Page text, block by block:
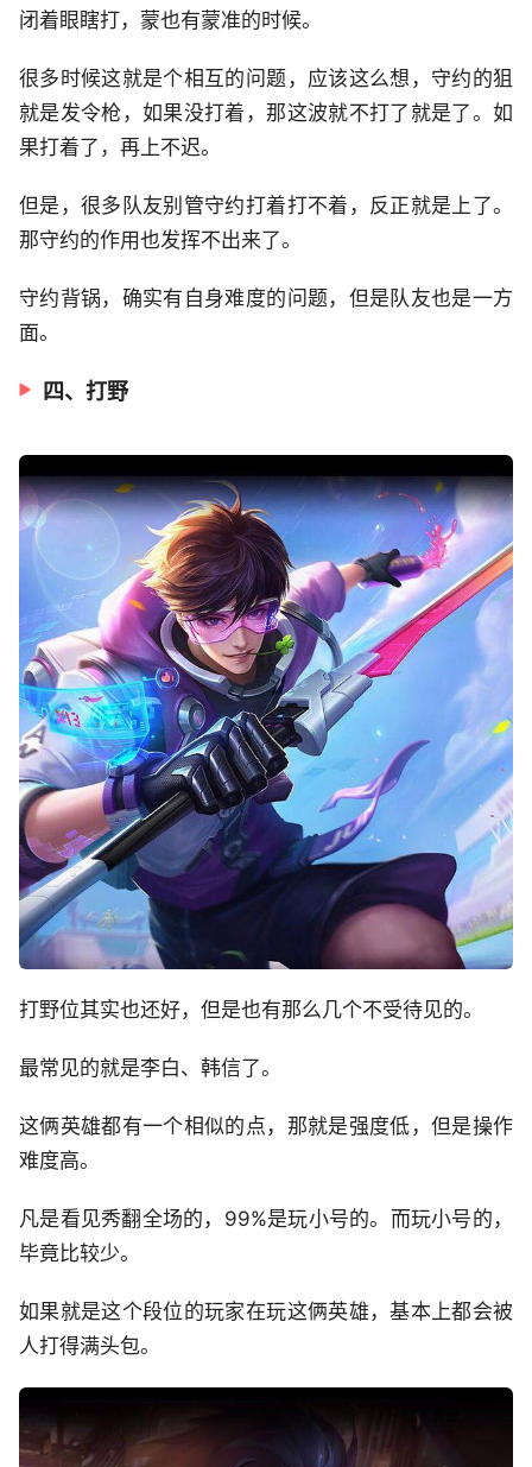
闭着眼瞎打，蒙也有蒙准的时候。
很多时候这就是个相互的问题，应该这么想，守约的狙
就是发令枪，如果没打着，那这波就不打了就是了。如
果打着了，再上不迟。
但是，很多队友别管守约打着打不着，反正就是上了。
那守约的作用也发挥不出来了。
守约背锅，确实有自身难度的问题，但是队友也是一方
面。
四、打野
打野位其实也还好，但是也有那么几个不受待见的。
最常见的就是李白、韩信了。
这俩英雄都有一个相似的点，那就是强度低，但是操作
难度高。
凡是看见秀翻全场的，99%是玩小号的。而玩小号的，
毕竟比较少。
如果就是这个段位的玩家在玩这俩英雄，基本上都会被
人打得满头包。